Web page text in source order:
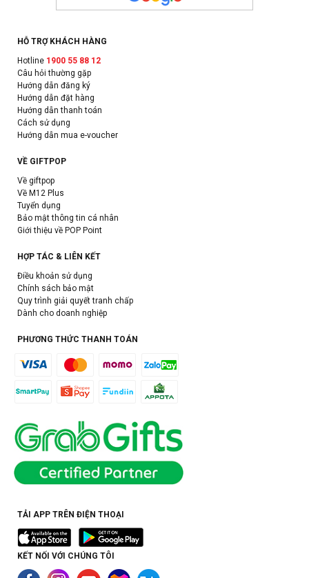
HỖ TRỢ KHÁCH HÀNG
Hotline 1900 55 88 12
Câu hỏi thường gặp
Hướng dẫn đăng ký
Hướng dẫn đặt hàng
Hướng dẫn thanh toán
Cách sử dụng
Hướng dẫn mua e-voucher
VỀ GIFTPOP
Về giftpop
Về M12 Plus
Tuyển dụng
Bảo mật thông tin cá nhân
Giới thiệu về POP Point
HỢP TÁC & LIÊN KẾT
Điều khoản sử dụng
Chính sách bảo mật
Quy trình giải quyết tranh chấp
Dành cho doanh nghiệp
PHƯƠNG THỨC THANH TOÁN
TẢI APP TRÊN ĐIỆN THOẠI
KẾT NỐI VỚI CHÚNG TÔI